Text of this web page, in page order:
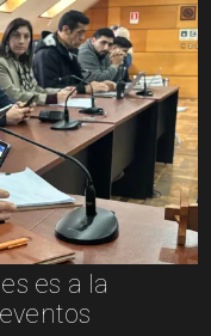
de la mano